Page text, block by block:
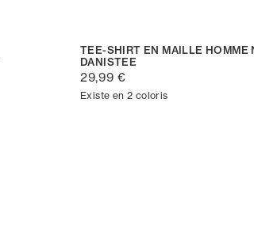
TEE-SHIRT EN MAILLE HOMME
DANISTEE
29,99 €
Existe en 2 coloris